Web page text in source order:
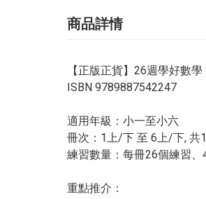
商品詳情
【正版正貨】26週學好數
ISBN 9789887542247
適用年級：小一至小六
冊次：1上/下 至 6上/下, 共
練習數量：每冊26個練習
重點推介：